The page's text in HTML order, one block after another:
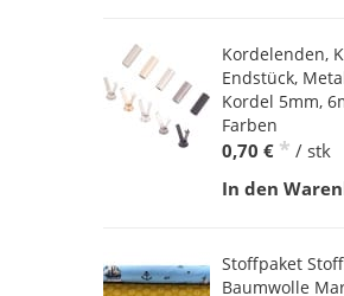
Kordelenden,
Endstück,
Kordel 5mm,
Farben
0,70 € * / stk
In den
Stoffpaket
Baumwolle